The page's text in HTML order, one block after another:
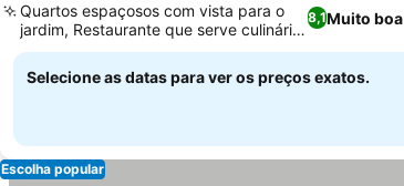
8,1Muito boa
Quartos espaçosos com vista para o
jardim, Restaurante que serve culinária
local
Selecione as datas para ver os preços exatos.
Escolha popular